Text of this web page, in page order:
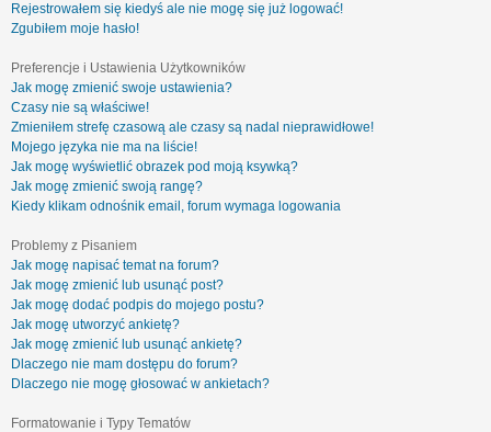
Rejestrowałem się kiedyś ale nie mogę się już logować!
Zgubiłem moje hasło!
Preferencje i Ustawienia Użytkowników
Jak mogę zmienić swoje ustawienia?
Czasy nie są właściwe!
Zmieniłem strefę czasową ale czasy są nadal nieprawidłowe!
Mojego języka nie ma na liście!
Jak mogę wyświetlić obrazek pod moją ksywką?
Jak mogę zmienić swoją rangę?
Kiedy klikam odnośnik email, forum wymaga logowania
Problemy z Pisaniem
Jak mogę napisać temat na forum?
Jak mogę zmienić lub usunąć post?
Jak mogę dodać podpis do mojego postu?
Jak mogę utworzyć ankietę?
Jak mogę zmienić lub usunąć ankietę?
Dlaczego nie mam dostępu do forum?
Dlaczego nie mogę głosować w ankietach?
Formatowanie i Typy Tematów